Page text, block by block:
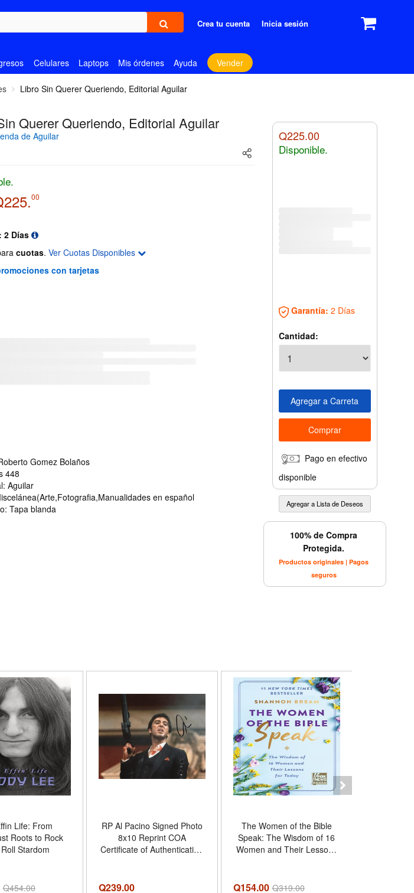
Crea tu cuenta Inicia sesión
Celulares Laptops Mis órdenes Ayuda Vender
Libro Sin Querer Queriendo, Editorial Aguilar
Querer Queriendo, Editorial Aguilar
de Aguilar
00
2 Días
cuotas. Ver Cuotas Disponibles
con tarjetas
Gomez Bolaños
448
Aguilar
en español
Tapa blanda
Q225.00
Disponible.
Garantía: 2 Días
Cantidad:
Pago en efectivo
disponible
100% de Compra
Protegida.
Productos originales | Pagos
seguros
Life: From
Roots to Rock
Stardom
Q454.00
RP Al Pacino Signed Photo
8x10 Reprint COA
Certificate of Authentication
Q239.00
The Women of the Bible
Speak: The Wisdom of 16
Women and Their Lessons
Q154.00 Q319.00